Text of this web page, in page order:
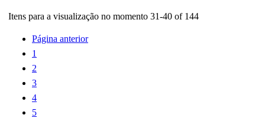
Itens para a visualização no momento 31-40 of 144
Página anterior
1
2
3
4
5